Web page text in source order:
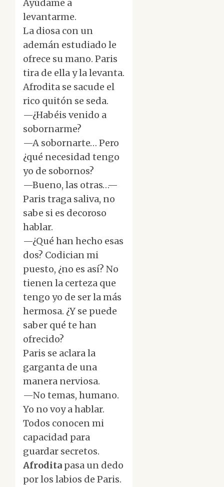
Ayúdame a
levantarme.
La diosa con un
ademán estudiado le
ofrece su mano. Paris
tira de ella y la levanta.
Afrodita se sacude el
rico quitón se seda.
—¿Habéis venido a
sobornarme?
—A sobornarte… Pero
¿qué necesidad tengo
yo de sobornos?
—Bueno, las otras…—
Paris traga saliva, no
sabe si es decoroso
hablar.
—¿Qué han hecho esas
dos? Codician mi
puesto, ¿no es así? No
tienen la certeza que
tengo yo de ser la más
hermosa. ¿Y se puede
saber qué te han
ofrecido?
Paris se aclara la
garganta de una
manera nerviosa.
—No temas, humano.
Yo no voy a hablar.
Todos conocen mi
capacidad para
guardar secretos.
Afrodita pasa un dedo
por los labios de Paris.